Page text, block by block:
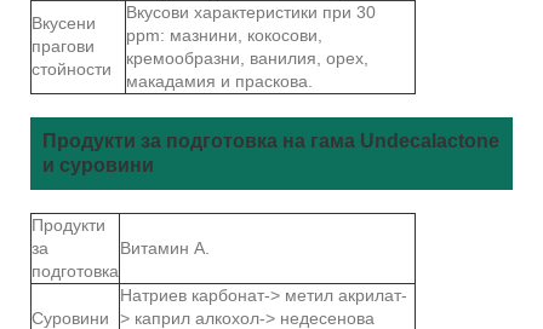
Вкусени
прагови
стойности
Вкусови характеристики при 30
ppm: мазнини, кокосови,
кремообразни, ванилия, орех,
макадамия и праскова.
Продукти за подготовка на гама Undecalactone
и суровини
Продукти
за
подготовка
Витамин А.
Суровини
Натриев карбонат-> метил акрилат-
> каприл алкохол-> недесенова